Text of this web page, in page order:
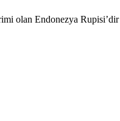
olan Endonezya